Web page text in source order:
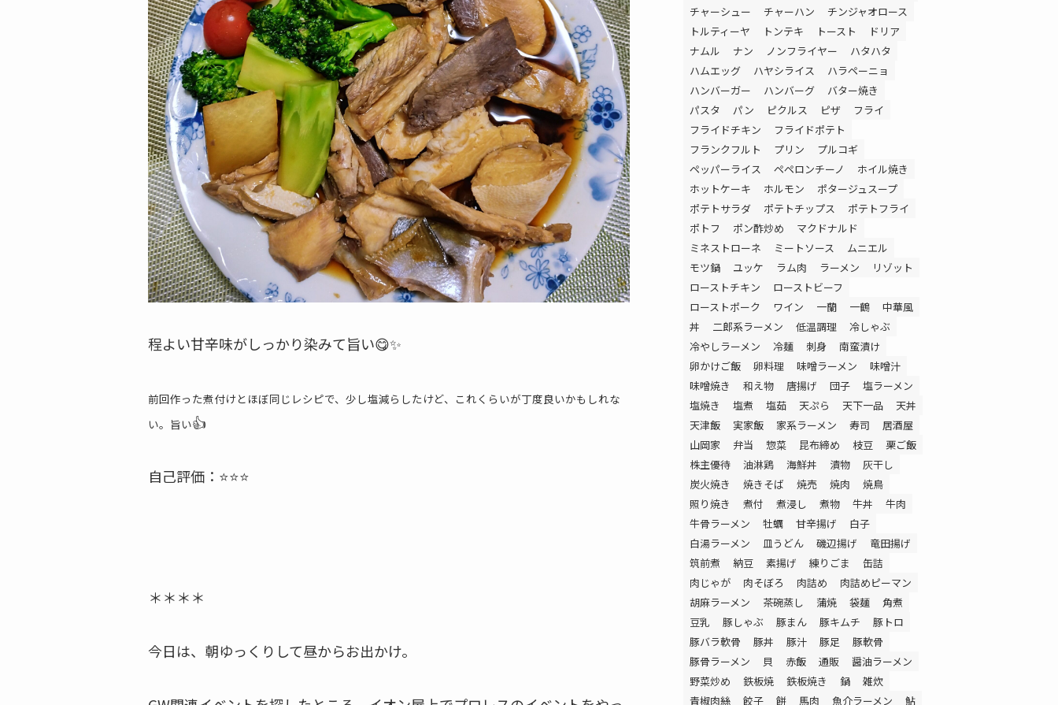
程よい甘辛味がしっかり染みて旨い😋✨
前回作った煮付けとほぼ同じレシピで、少し塩減らしたけど、これくらいが丁度良いかもしれな
い。旨い👍
自己評価：⭐⭐⭐
＊＊＊＊
今日は、朝ゆっくりして昼からお出かけ。
チャーシュー
チャーハン
チンジャオロース
トルティーヤ
トンテキ トースト
ドリア
ナムル
ナン ノンフライヤー
ハタハタ
ハムエッグ
ハヤシライス
ハラペーニョ
ハンバーガー
ハンバーグ
バター焼き
パスタ
パン ピクルス ピザ
フライ
フライドチキン
フライドポテト
フランクフルト
プリン
プルコギ
ペッパーライス
ペペロンチーノ
ホイル焼き
ホットケーキ
ホルモン
ポタージュスープ
ポテトサラダ
ポテトチップス
ポテトフライ
ポトフ
ポン酢炒め
マクドナルド
ミネストローネ
ミートソース
ムニエル
モツ鍋
ユッケ ラム肉 ラーメン
リゾット
ローストチキン
ローストビーフ
ローストポーク
ワイン 一蘭 一鶴
中華風
丼
二郎系ラーメン 低温調理
冷しゃぶ
冷やしラーメン
冷麺 刺身
南蛮漬け
卵かけご飯
卵料理 味噌ラーメン
味噌汁
味噌焼き
和え物 唐揚げ 団子
塩ラーメン
塩焼き
塩煮 塩茹 天ぷら 天下一品
天丼
天津飯
実家飯 家系ラーメン 寿司
居酒屋
山岡家
弁当 惣菜 昆布締め 枝豆
栗ご飯
株主優待
油淋鶏 海鮮丼 漬物
灰干し
炭火焼き
焼きそば 焼売 焼肉
焼鳥
照り焼き
煮付 煮浸し 煮物 牛丼
牛肉
牛骨ラーメン
牡蠣 甘辛揚げ
白子
白湯ラーメン
皿うどん 磯辺揚げ
竜田揚げ
筑前煮
納豆 素揚げ 練りごま
缶詰
肉じゃが
肉そぼろ 肉詰め
肉詰めピーマン
胡麻ラーメン
茶碗蒸し 蒲焼 袋麺
角煮
豆乳
豚しゃぶ 豚まん 豚キムチ
豚トロ
豚バラ軟骨
豚丼 豚汁 豚足
豚軟骨
豚骨ラーメン
貝 赤飯 通販
醤油ラーメン
野菜炒め
鉄板焼 鉄板焼き 鍋
雑炊
青椒肉絲
餃子 餅 馬肉 魚介ラーメン
鮎